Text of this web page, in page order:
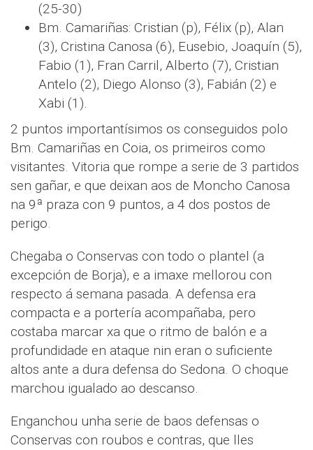
(25-30)
Bm. Camariñas: Cristian (p), Félix (p), Alan
(3), Cristina Canosa (6), Eusebio, Joaquín (5),
Fabio (1), Fran Carril, Alberto (7), Cristian
Antelo (2), Diego Alonso (3), Fabián (2) e
Xabi (1).
2 puntos importantísimos os conseguidos polo
Bm. Camariñas en Coia, os primeiros como
visitantes. Vitoria que rompe a serie de 3 partidos
sen gañar, e que deixan aos de Moncho Canosa
na 9ª praza con 9 puntos, a 4 dos postos de
perigo.
Chegaba o Conservas con todo o plantel (a
excepción de Borja), e a imaxe mellorou con
respecto á semana pasada. A defensa era
compacta e a portería acompañaba, pero
costaba marcar xa que o ritmo de balón e a
profundidade en ataque nin eran o suficiente
altos ante a dura defensa do Sedona. O choque
marchou igualado ao descanso.
Enganchou unha serie de baos defensas o
Conservas con roubos e contras, que lles